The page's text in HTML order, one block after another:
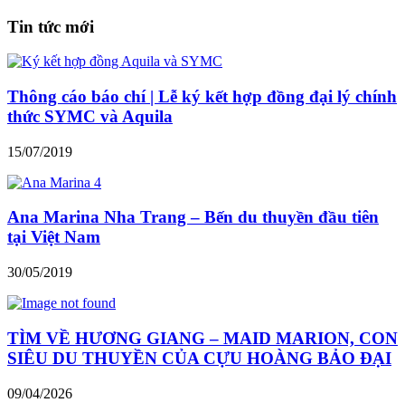
Tin tức mới
Thông cáo báo chí | Lễ ký kết hợp đồng đại lý chính
thức SYMC và Aquila
15/07/2019
Ana Marina Nha Trang – Bến du thuyền đầu tiên
tại Việt Nam
30/05/2019
TÌM VỀ HƯƠNG GIANG – MAID MARION, CON
SIÊU DU THUYỀN CỦA CỰU HOÀNG BẢO ĐẠI
09/04/2026